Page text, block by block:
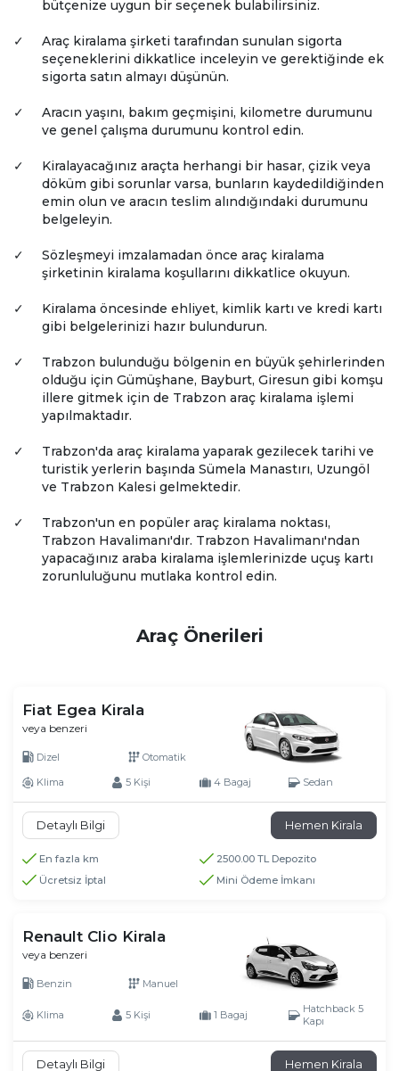
bütçenize uygun bir seçenek bulabilirsiniz.
✓
Araç kiralama şirketi tarafından sunulan sigorta
seçeneklerini dikkatlice inceleyin ve gerektiğinde ek
sigorta satın almayı düşünün.
✓
Aracın yaşını, bakım geçmişini, kilometre durumunu
ve genel çalışma durumunu kontrol edin.
✓
Kiralayacağınız araçta herhangi bir hasar, çizik veya
döküm gibi sorunlar varsa, bunların kaydedildiğinden
emin olun ve aracın teslim alındığındaki durumunu
belgeleyin.
✓
Sözleşmeyi imzalamadan önce araç kiralama
şirketinin kiralama koşullarını dikkatlice okuyun.
✓
Kiralama öncesinde ehliyet, kimlik kartı ve kredi kartı
gibi belgelerinizi hazır bulundurun.
✓
Trabzon bulunduğu bölgenin en büyük şehirlerinden
olduğu için Gümüşhane, Bayburt, Giresun gibi komşu
illere gitmek için de Trabzon araç kiralama işlemi
yapılmaktadır.
✓
Trabzon'da araç kiralama yaparak gezilecek tarihi ve
turistik yerlerin başında Sümela Manastırı, Uzungöl
ve Trabzon Kalesi gelmektedir.
✓
Trabzon'un en popüler araç kiralama noktası,
Trabzon Havalimanı'dır. Trabzon Havalimanı'ndan
yapacağınız araba kiralama işlemlerinizde uçuş kartı
zorunluluğunu mutlaka kontrol edin.
Araç Önerileri
Fiat Egea Kirala
veya benzeri
Dizel Otomatik
Klima 5 Kişi 4 Bagaj Sedan
Detaylı Bilgi Hemen Kirala
En fazla km
2500.00 TL Depozito
Ücretsiz İptal
Mini Ödeme İmkanı
Renault Clio Kirala
veya benzeri
Benzin Manuel
Klima 5 Kişi 1 Bagaj
Hatchback 5
Kapı
Detaylı Bilgi Hemen Kirala